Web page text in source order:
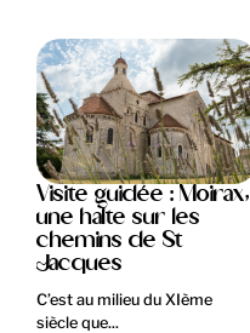
Visite guidée : Moirax,
une halte sur les
chemins de St
Jacques
C’est au milieu du XIème
siècle que...